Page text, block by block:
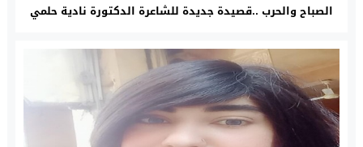
الصباح والحرب ..قصيدة جديدة للشاعرة الدكتورة نادية حلمي